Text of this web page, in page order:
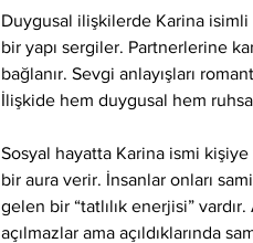
Duygusal ilişkilerde Karina isimli
bir yapı sergiler. Partnerlerine
bağlanır. Sevgi anlayışları
İlişkide hem duygusal hem
Sosyal hayatta Karina ismi
bir aura verir. İnsanlar onları
gelen bir “tatlılık enerjisi”
açılmazlar ama açıldıklarında